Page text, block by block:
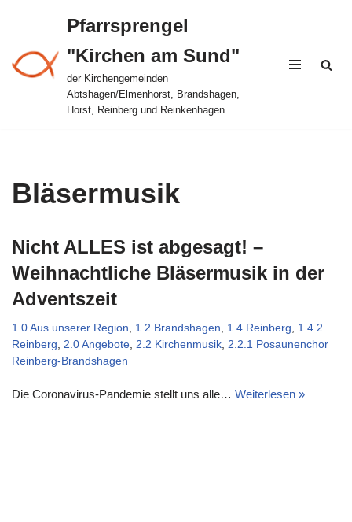
Inhalt
springen
Pfarrsprengel
"Kirchen am Sund"
der Kirchengemeinden
Abtshagen/Elmenhorst, Brandshagen,
Horst, Reinberg und Reinkenhagen
Bläsermusik
Nicht ALLES ist abgesagt! –
Weihnachtliche Bläsermusik in der
Adventszeit
1.0 Aus unserer Region, 1.2 Brandshagen, 1.4 Reinberg, 1.4.2
Reinberg, 2.0 Angebote, 2.2 Kirchenmusik, 2.2.1 Posaunenchor
Reinberg-Brandshagen
Die Coronavirus-Pandemie stellt uns alle… Weiterlesen »